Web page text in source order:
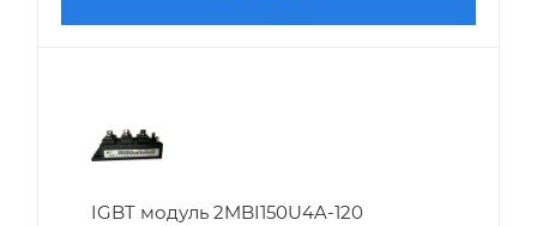
IGBT модуль 2MBI150U4A-120